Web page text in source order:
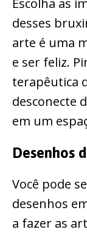
desses
arte é uma
e ser feliz.
terapêutica
desconecte
em um
Desenhos
Você pode
desenhos
a fazer as